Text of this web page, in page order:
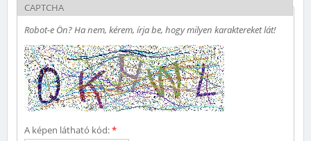
CAPTCHA
Robot-e Ön? Ha nem, kérem, írja be, hogy milyen karaktereket lát!
A képen látható kód:*